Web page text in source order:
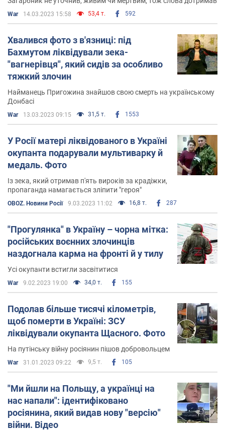
War 14.03.2023 15:58 53,4 т. 592
Хвалився фото з в'язниці: під
Бахмутом ліквідували зека-
"вагнерівця", який сидів за особливо
тяжкий злочин
Найманець Пригожина знайшов свою смерть на українському
Донбасі
War 13.03.2023 09:15 31,5 т. 1553
У Росії матері ліквідованого в Україні
окупанта подарували мультиварку й
медаль. Фото
Із зека, який отримав п'ять вироків за крадіжки,
пропаганда намагається зліпити "героя"
OBOZ. Новини Росії 9.03.2023 11:02 16,8 т. 287
"Прогулянка" в Україну – чорна мітка:
російських воєнних злочинців
наздогнала карма на фронті й у тилу
Усі окупанти встигли засвітитися
War 9.02.2023 19:00 34,0 т. 155
Подолав більше тисячі кілометрів,
щоб померти в Україні: ЗСУ
ліквідували окупанта Щасного. Фото
На путінську війну росіянин пішов добровольцем
War 31.01.2023 09:22 9,5 т. 105
"Ми йшли на Польщу, а українці на
нас напали": ідентифіковано
росіянина, який видав нову "версію"
війни. Відео